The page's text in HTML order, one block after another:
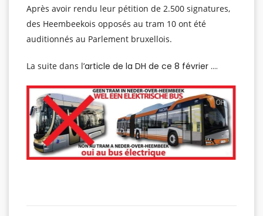
Après avoir rendu leur pétition de 2.500 signatures,
des Heembeekois opposés au tram 10 ont été
auditionnés au Parlement bruxellois.
La suite dans l’article de la DH de ce 8 février ….